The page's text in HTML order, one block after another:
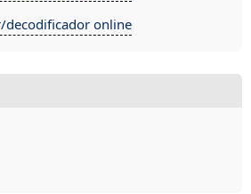
decodificador online